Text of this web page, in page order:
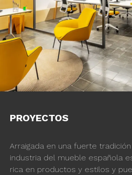
PROYECTOS
Arraigada en una fuerte
industria del mueble española
rica en productos y estilos y